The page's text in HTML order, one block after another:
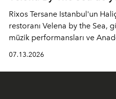
Rixos Tersane Istanbul'un
restoranı Velena by the Sea,
müzik performansları ve
devam ediyor.
07.13.2026